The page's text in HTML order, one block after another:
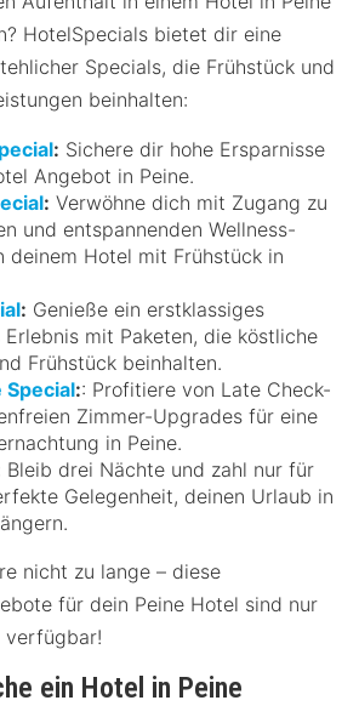
HotelSpecials bietet dir eine
Specials, die Frühstück und
beinhalten:
: Sichere dir hohe Ersparnisse
Angebot in Peine.
: Verwöhne dich mit Zugang zu
und entspannenden Wellness-
deinem Hotel mit Frühstück in
: Genieße ein erstklassiges
Erlebnis mit Paketen, die köstliche
Frühstück beinhalten.
Special:: Profitiere von Late Check-
Zimmer-Upgrades für eine
in Peine.
Bleib drei Nächte und zahl nur für
Gelegenheit, deinen Urlaub in
nicht zu lange – diese
für dein Peine Hotel sind nur
ein Hotel in Peine